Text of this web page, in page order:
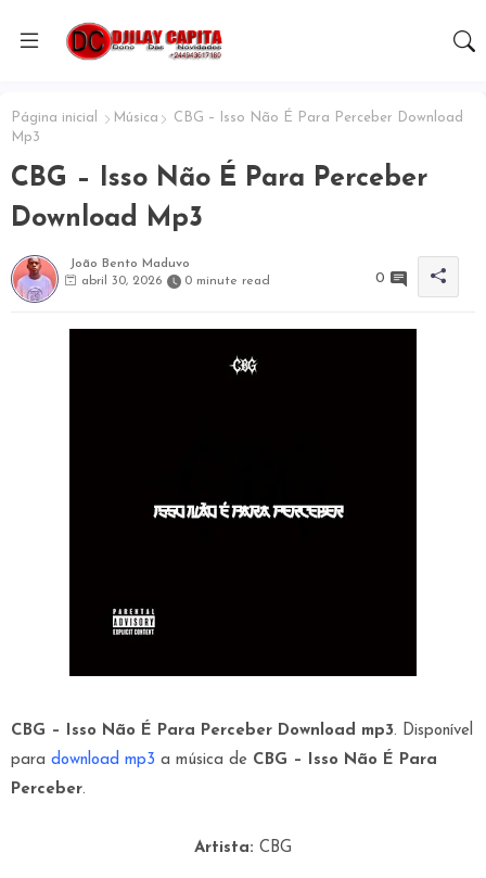
Página inicial Música
CBG – Isso Não É Para Perceber Download
Mp3
CBG – Isso Não É Para Perceber
Download Mp3
João Bento Maduvo
abril 30, 2026
0 minute read 0
CBG – Isso Não É Para Perceber Download mp3. Disponível
para download mp3 a música de CBG – Isso Não É Para
Perceber.
Artista: CBG